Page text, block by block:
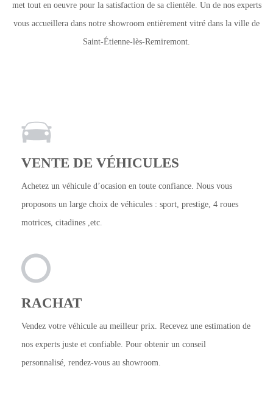
met tout en oeuvre pour la satisfaction de sa clientèle. Un de nos experts
vous accueillera dans notre showroom entièrement vitré dans la ville de
Saint-Étienne-lès-Remiremont.
VENTE DE VÉHICULES
Achetez un véhicule d’ocasion en toute confiance. Nous vous
proposons un large choix de véhicules : sport, prestige, 4 roues
motrices, citadines ,etc.
RACHAT
Vendez votre véhicule au meilleur prix. Recevez une estimation de
nos experts juste et confiable. Pour obtenir un conseil
personnalisé, rendez-vous au showroom.